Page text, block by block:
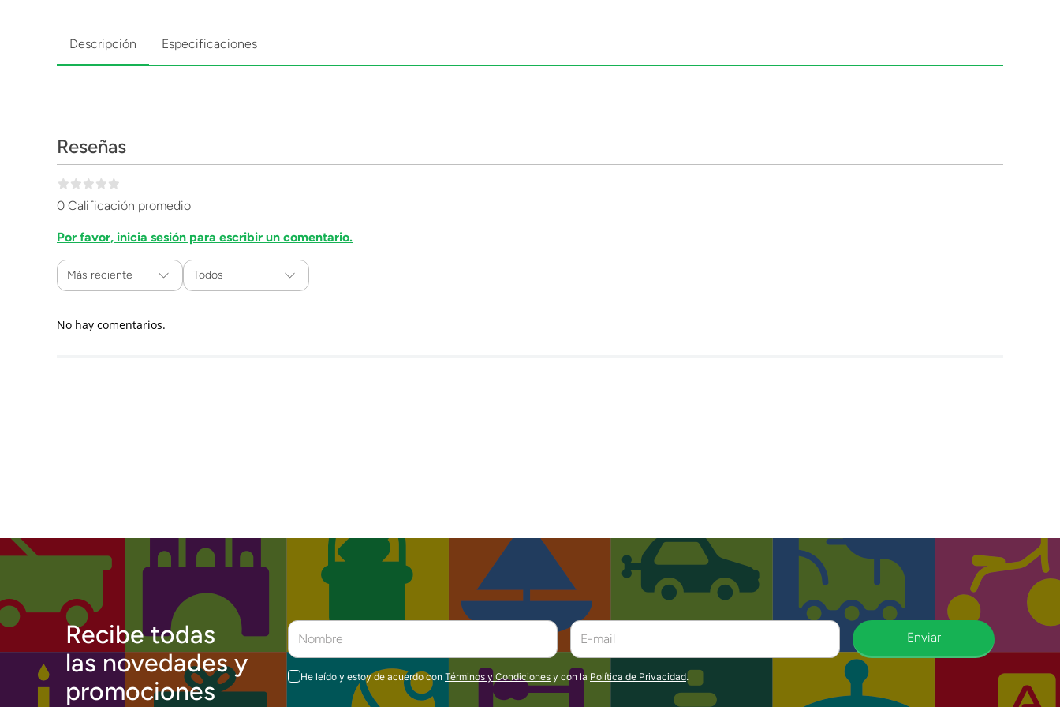
Descripción Especificaciones
Reseñas
0 Calificación promedio
Por favor, inicia sesión para escribir un comentario.
Más reciente Todos
No hay comentarios.
Recibe todas
las novedades y
promociones
Enviar
He leído y estoy de acuerdo con Términos y Condiciones y con la Política de Privacidad.